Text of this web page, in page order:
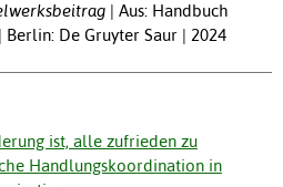
Aus: Handbuch
De Gruyter Saur | 2024
ist, alle zufrieden zu
Handlungskoordination in